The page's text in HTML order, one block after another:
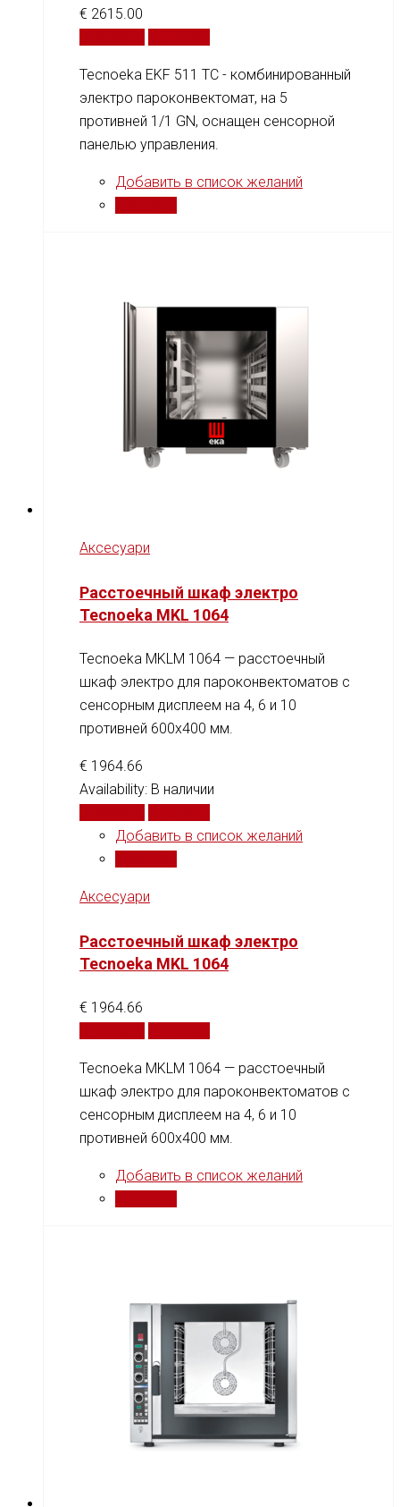
€ 2615.00
Tecnoeka EKF 511 TC - комбинированный
электро пароконвектомат, на 5
противней 1/1 GN, оснащен сенсорной
панелью управления.
Добавить в список желаний
Аксесуари
Расстоечный шкаф электро
Tecnoeka MKL 1064
Tecnoeka MKLM 1064 — расстоечный
шкаф электро для пароконвектоматов с
сенсорным дисплеем на 4, 6 и 10
противней 600x400 мм.
€ 1964.66
Availability: В наличии
Добавить в список желаний
Аксесуари
Расстоечный шкаф электро
Tecnoeka MKL 1064
€ 1964.66
Tecnoeka MKLM 1064 — расстоечный
шкаф электро для пароконвектоматов с
сенсорным дисплеем на 4, 6 и 10
противней 600x400 мм.
Добавить в список желаний